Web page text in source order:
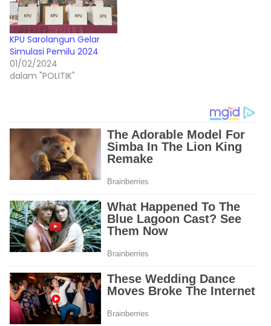
KPU Sarolangun Gelar
Simulasi Pemilu 2024
01/02/2024
dalam "POLITIK"